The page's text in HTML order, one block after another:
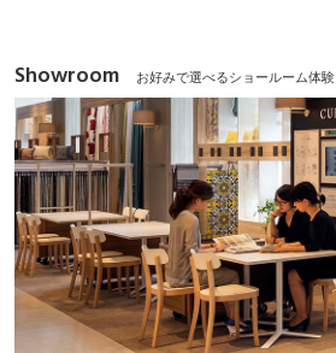
Showroom お好みで選べるショールーム体験